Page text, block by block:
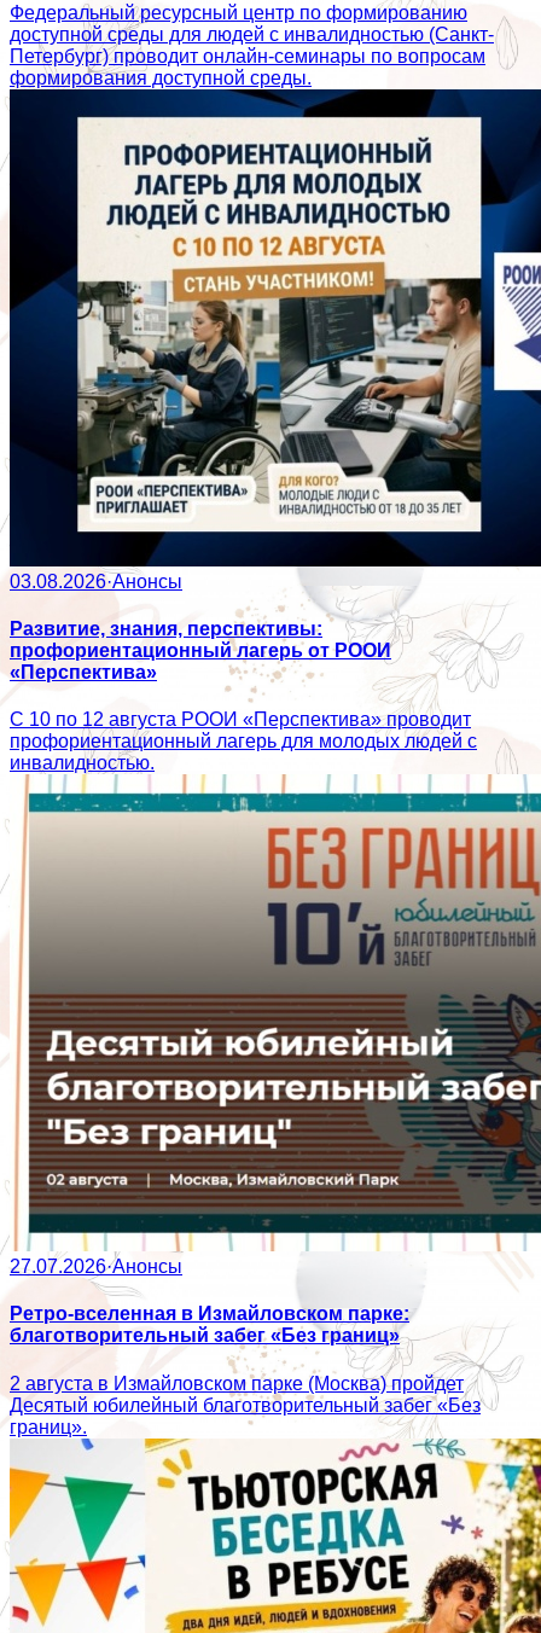
Федеральный ресурсный центр по формированию
доступной среды для людей с инвалидностью (Санкт-
Петербург) проводит онлайн-семинары по вопросам
формирования доступной среды.
03.08.2026·Анонсы
Развитие, знания, перспективы:
профориентационный лагерь от РООИ
«Перспектива»
С 10 по 12 августа РООИ «Перспектива» проводит
профориентационный лагерь для молодых людей с
инвалидностью.
27.07.2026·Анонсы
Ретро-вселенная в Измайловском парке:
благотворительный забег «Без границ»
2 августа в Измайловском парке (Москва) пройдет
Десятый юбилейный благотворительный забег «Без
границ».